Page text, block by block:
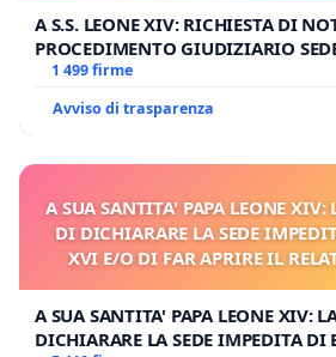
A S.S. LEONE XIV: RICHIESTA DI
PROCEDIMENTO GIUDIZIARIO
BENEDETTO XVI
1 499 firme
Avviso di trasparenza
A SUA SANTITA' PAPA LEONE
DI DICHIARARE LA SEDE
XVI E/O DI FAR APRIRE IL
A SUA SANTITA' PAPA LEONE XIV:
DICHIARARE LA SEDE IMPEDITA DI